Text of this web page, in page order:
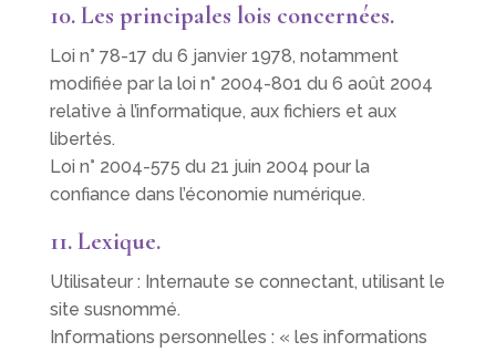
10. Les principales lois concernées.
Loi n° 78-17 du 6 janvier 1978, notamment
modifiée par la loi n° 2004-801 du 6 août 2004
relative à l’informatique, aux fichiers et aux
libertés.
Loi n° 2004-575 du 21 juin 2004 pour la
confiance dans l’économie numérique.
11. Lexique.
Utilisateur : Internaute se connectant, utilisant le
site susnommé.
Informations personnelles : « les informations